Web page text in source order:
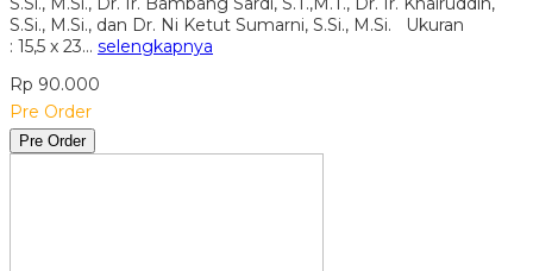
S.Si., M.Si., dan Dr. Ni Ketut Sumarni, S.Si., M.Si. Ukuran
: 15,5 x 23… selengkapnya
Rp 90.000
Pre Order
Pre Order